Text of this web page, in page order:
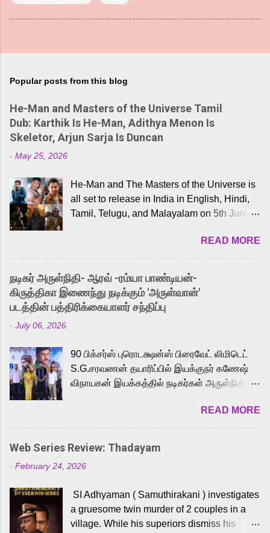
Popular posts from this blog
He-Man and Masters of the Universe Tamil
Dub: Karthik Is He-Man, Adithya Menon Is
Skeletor, Arjun Sarja Is Duncan
- May 25, 2026
He-Man and The Masters of the Universe is
all set to release in India in English, Hindi,
Tamil, Telugu, and Malayalam on 5th June,
received a lot of love from cult He-Man fans
and offered audiences an exciting glimpse
into the world of Eternia, the recently
released Tamil trailer has also generated
strong excitement among Tamil audiences.
Adding to the growing buzz is the film’s
to the iconic superhero He-Man. Known for
memorable songs like “Behene De” from
Raavan, “Oru Maalai” from Ghajini, and
loved for his versatile voice and strong
command over multiple languages, making
him a strong fit for the legendary character.
cinema, voices the menacing Skeletor
across the Tamil, Malayalam, and Telugu
versions. Joining them is Action King Arjun...
READ MORE
நடிகர் அருள்நிதி- ஆரவ் -ரம்யா பாண்டியன்-
கிருத்திகா இணைந்து நடிக்கும் 'அருள்வான்'
படத்தின் பத்திரிக்கையாளர் சந்திப்பு
- July 06, 2026
90 பிக்சர்ஸ் புரொடக்ஷன்ஸ் பிரைவேட் லிமிடெட்
S.G.சரவணன் தயாரிப்பில் இயக்குநர் கணேஷ்
விநாயகன் இயக்கத்தில் நடிகர்கள் அருள்நிதி -
முக்கிய வேடத்தில் இணைந்து நடித்திருக்கும்
'அருள்வான்' திரைப்படத்தினை
பத்திரிக்கையாளர் சந்திப்பு சென்னையில்
நடைபெற்றது. இயக்குநர் கணேஷ் விநாயகன்
இயக்கத்தில் உருவாகியுள்ள 'அருள்வான்'
வெங்கட், ரம்யா பாண்டியன், வி டி வி கணேஷ் ,
ஜான் விஜய், பேபி கிருத்திகா, 'பருத்திவீரன்'
சரவணன், ஹரிஷ் உத்தமன் உள்ளிட்ட பலர்
READ MORE
Web Series Review: Thadayam
- February 24, 2026
SI Adhyaman ( Samuthirakani ) investigates
a gruesome twin murder of 2 couples in a
village. While his superiors dismiss his